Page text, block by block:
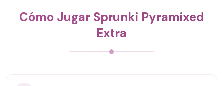
Cómo Jugar Sprunki Pyramixed
Extra